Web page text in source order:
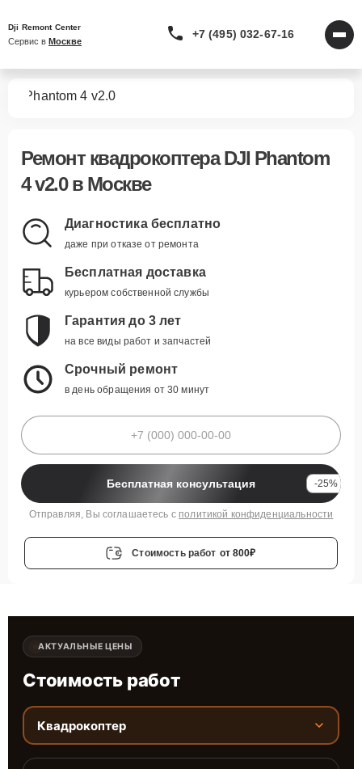
Dji Remont Center
Сервис в Москве
+7 (495) 032-67-16
Phantom 4 v2.0
Ремонт квадрокоптера DJI Phantom
4 v2.0в Москве
Диагностика бесплатно
даже при отказе от ремонта
Бесплатная доставка
курьером собственной службы
Гарантия до 3 лет
на все виды работ и запчастей
Срочный ремонт
в день обращения от 30 минут
Бесплатная консультация -25%
Отправляя, Вы соглашаетесь с политикой конфиденциальности
Стоимость работ от 800₽
АКТУАЛЬНЫЕ ЦЕНЫ
Стоимость работ
Квадрокоптер